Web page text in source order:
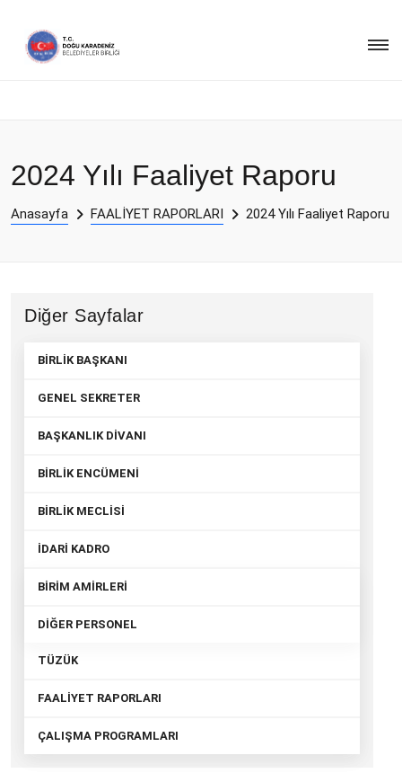
2024 Yılı Faaliyet Raporu
Anasayfa FAALİYET RAPORLARI 2024 Yılı Faaliyet Raporu
Diğer Sayfalar
BİRLİK BAŞKANI
GENEL SEKRETER
BAŞKANLIK DİVANI
BİRLİK ENCÜMENİ
BİRLİK MECLİSİ
İDARİ KADRO
BİRİM AMİRLERİ
DİĞER PERSONEL
TÜZÜK
FAALİYET RAPORLARI
ÇALIŞMA PROGRAMLARI